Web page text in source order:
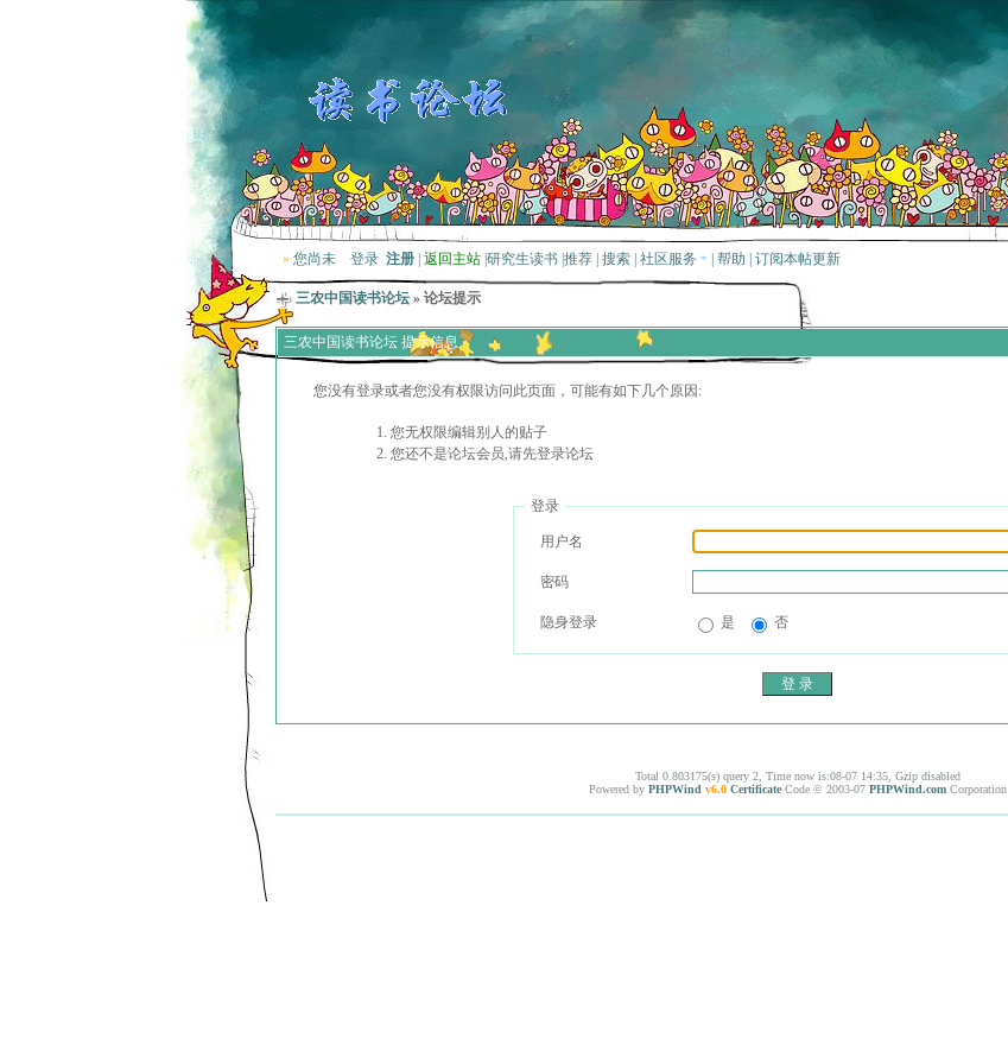
» 您尚未 登录 注册 返回主站 研究生读书 推荐 搜索 社区服务 帮助 订阅本帖更新
三农中国读书论坛 » 论坛提示
三农中国读书论坛 提示信息
您没有登录或者您没有权限访问此页面，可能有如下几个原因:
您无权限编辑别人的贴子
您还不是论坛会员,请先登录论坛
登录
用户名
密码
隐身登录 是 否
Total 0.803175(s) query 2, Time now is:08-07 14:35, Gzip disabled
Powered by PHPWind v6.0 Certificate Code © 2003-07 PHPWind.com Corporation